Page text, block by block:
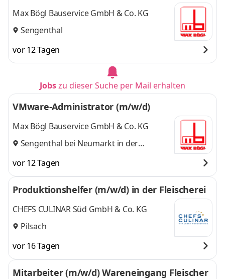
Windkraft
Max Bögl Bauservice GmbH & Co. KG
Sengenthal
vor 12 Tagen
Jobszu dieser Suche per Mail erhalten
VMware-Administrator (m/w/d)
Max Bögl Bauservice GmbH & Co. KG
Sengenthal bei Neumarkt in der
vor 12 Tagen
Produktionshelfer (m/w/d) in der Fleischerei
CHEFS CULINAR Süd GmbH & Co. KG
Pilsach
vor 16 Tagen
Mitarbeiter (m/w/d) Wareneingang Fleischer